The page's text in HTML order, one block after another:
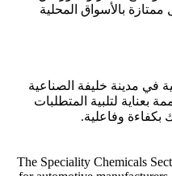
بالأسواق المحلية
مدينة خليفة الصناعية
لتلبية المتطلبات
وفاعلية.
The Speciality Chemicals